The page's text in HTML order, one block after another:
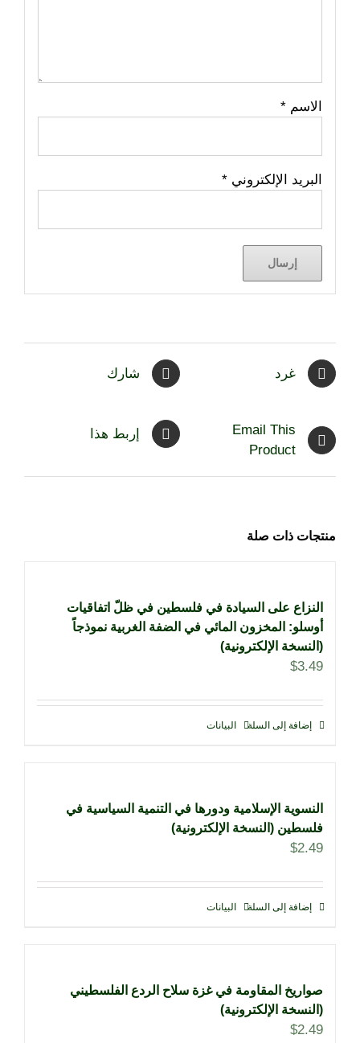
الاسم *
البريد الإلكتروني *
شارك غرد
إربط هذا
Email This
Product
منتجات ذات صلة
النزاع على السيادة في فلسطين في ظلّ اتفاقيات
أوسلو: المخزون المائي في الضفة الغربية نموذجاً
(النسخة الإلكترونية)
$3.49
إضافة إلى السلة البيانات
النسوية الإسلامية ودورها في التنمية السياسية في
فلسطين (النسخة الإلكترونية)
$2.49
إضافة إلى السلة البيانات
صواريخ المقاومة في غزة سلاح الردع الفلسطيني
(النسخة الإلكترونية)
$2.49